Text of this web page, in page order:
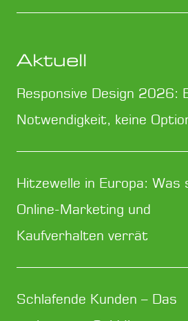
Aktuell
Responsive Design 2026:
Notwendigkeit, keine
Hitzewelle in Europa: Was
Online-Marketing und
Kaufverhalten verrät
Schlafende Kunden – Das